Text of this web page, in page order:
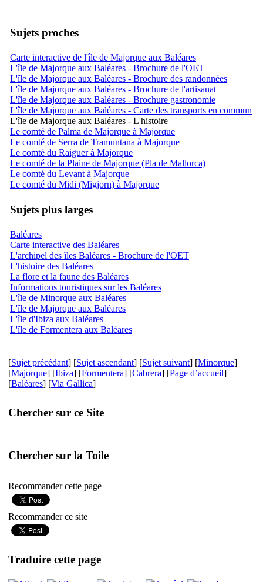
Sujets proches
Carte interactive de l'île de Majorque aux Baléares
L'île de Majorque aux Baléares - Brochure de l'OET
L'île de Majorque aux Baléares - Brochure des randonnées
L'île de Majorque aux Baléares - Brochure de l'artisanat
L'île de Majorque aux Baléares - Brochure gastronomie
L'île de Majorque aux Baléares - Carte des transports en commun
L'île de Majorque aux Baléares - L'histoire
Le comté de Palma de Majorque à Majorque
Le comté de Serra de Tramuntana à Majorque
Le comté du Raiguer à Majorque
Le comté de la Plaine de Majorque (Pla de Mallorca)
Le comté du Levant à Majorque
Le comté du Midi (Migjorn) à Majorque
Sujets plus larges
Baléares
Carte interactive des Baléares
L'archipel des îles Baléares - Brochure de l'OET
L'histoire des Baléares
La flore et la faune des Baléares
Informations touristiques sur les Baléares
L'île de Minorque aux Baléares
L'île de Majorque aux Baléares
L'île d'Ibiza aux Baléares
L'île de Formentera aux Baléares
[Sujet précédant] [Sujet ascendant] [Sujet suivant] [Minorque]
[Majorque] [Ibiza] [Formentera] [Cabrera] [Page d’accueil]
[Baléares] [Via Gallica]
Chercher sur ce Site
Chercher sur la Toile
Recommander cette page
Recommander ce site
Traduire cette page